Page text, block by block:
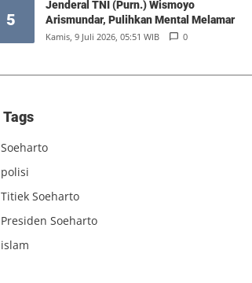
5
Jenderal TNI (Purn.) Wismoyo
Arismundar, Pulihkan Mental Melamar
Kamis, 9 Juli 2026, 05:51 WIB 0
Tags
Soeharto
polisi
Titiek Soeharto
Presiden Soeharto
islam